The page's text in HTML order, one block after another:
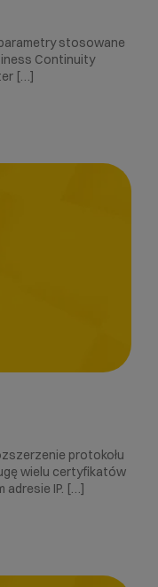
stosowane
Continuity
[…]
protokołu
wielu certyfikatów
adresie IP. […]